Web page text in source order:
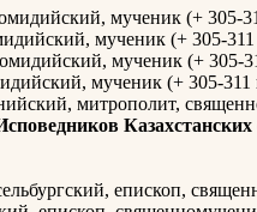
мученик (+ 305-
мученик (+ 305-
мученик (+ 305-
мученик (+ 305-
митрополит,
Казахстанских
епископ,